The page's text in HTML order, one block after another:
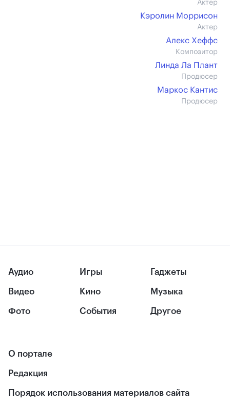
Актер
Кэролин Моррисон
Актер
Алекс Хеффс
Композитор
Линда Ла Плант
Продюсер
Маркос Кантис
Продюсер
Аудио
Видео
Фото
Игры
Кино
События
Гаджеты
Музыка
Другое
О портале
Редакция
Порядок использования материалов сайта